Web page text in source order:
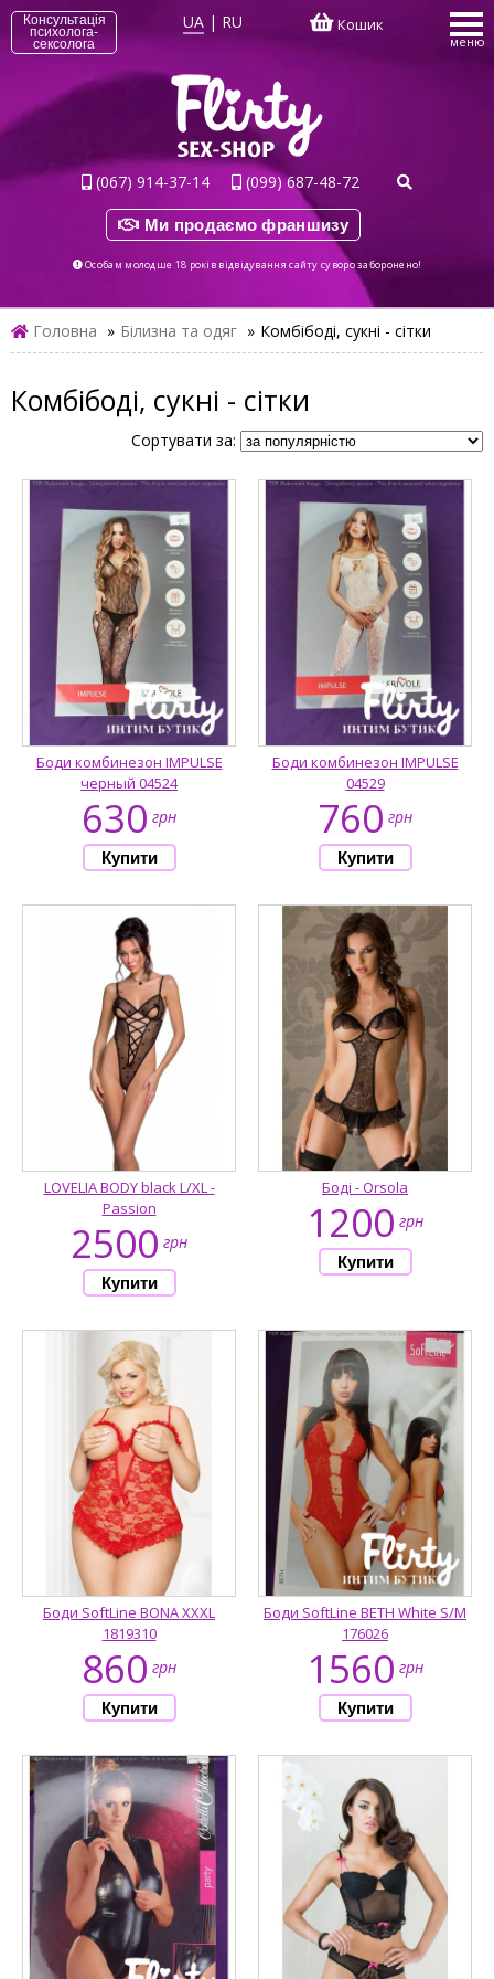
Консультація
психолога-
сексолога
UA | RU Кошик
меню
(067) 914-37-14 (099) 687-48-72
Ми продаємо франшизу
Особам молодше 18 років відвідування сайту суворо заборонено!
Головна » Білизна та одяг » Комбібоді, сукні - сітки
Комбібоді, сукні - сітки
Сортувати за:
Боди комбинезон IMPULSE
черный 04524
630 грн
Боди комбинезон IMPULSE
04529
760 грн
LOVELIA BODY black L/XL -
Passion
2500 грн
Боді - Orsola
1200 грн
Боди SoftLine BONA XXXL
1819310
860 грн
Боди SoftLine BETH White S/M
176026
1560 грн